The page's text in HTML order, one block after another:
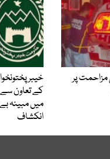
پر
کے تعاون
میں مبینہ
انکشاف